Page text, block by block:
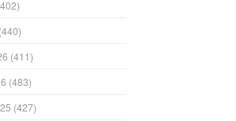
(440)
(411)
(483)
(427)